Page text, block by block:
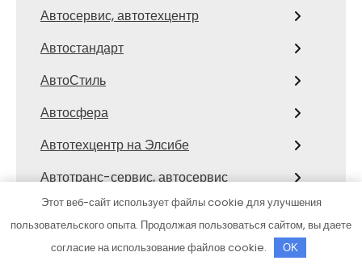
Автосервис, автотехцентр
Автостандарт
АвтоСтиль
Автосфера
Автотехцентр на Элсибе
Автотранс-сервис, автосервис
Автоцентр Березники
Автоцентр На Бетонной
Этот веб-сайт использует файлы cookie для улучшения
пользовательского опыта. Продолжая пользоваться сайтом, вы даете
согласие на использование файлов cookie.
OK